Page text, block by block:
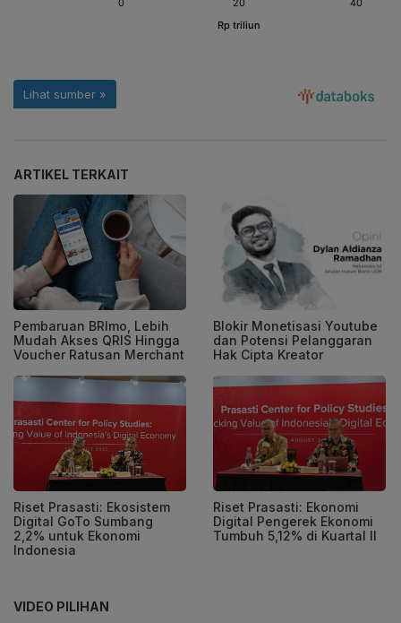
ARTIKEL TERKAIT
Pembaruan BRImo, Lebih
Mudah Akses QRIS Hingga
Voucher Ratusan Merchant
Blokir Monetisasi Youtube
dan Potensi Pelanggaran
Hak Cipta Kreator
Riset Prasasti: Ekosistem
Digital GoTo Sumbang
2,2% untuk Ekonomi
Indonesia
Riset Prasasti: Ekonomi
Digital Pengerek Ekonomi
Tumbuh 5,12% di Kuartal II
VIDEO PILIHAN